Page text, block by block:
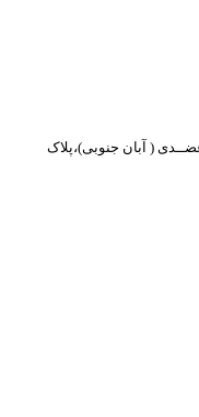
( آبان جنوبی)،پلاک